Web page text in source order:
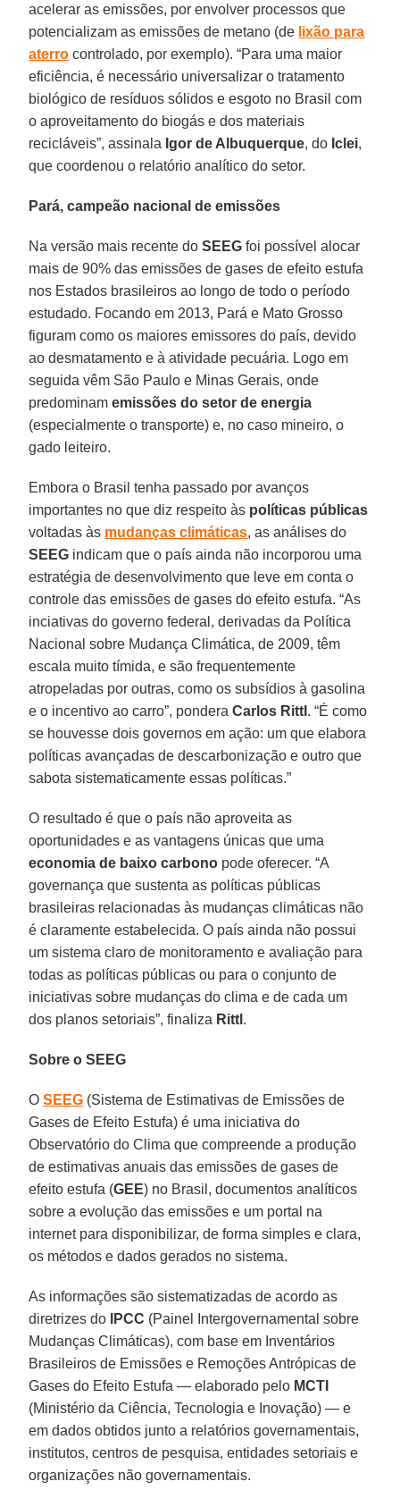
acelerar as emissões, por envolver processos que
potencializam as emissões de metano (de lixão para
aterro controlado, por exemplo). “Para uma maior
eficiência, é necessário universalizar o tratamento
biológico de resíduos sólidos e esgoto no Brasil com
o aproveitamento do biogás e dos materiais
recicláveis”, assinala Igor de Albuquerque, do Iclei,
que coordenou o relatório analítico do setor.
Pará, campeão nacional de emissões
Na versão mais recente doSEEG foi possível alocar
mais de 90% das emissões de gases de efeito estufa
nos Estados brasileiros ao longo de todo o período
estudado. Focando em 2013, Pará e Mato Grosso
figuram como os maiores emissores do país, devido
ao desmatamento e à atividade pecuária. Logo em
seguida vêm São Paulo e Minas Gerais, onde
predominamemissões do setor de energia
(especialmente o transporte) e, no caso mineiro, o
gado leiteiro.
Embora o Brasil tenha passado por avanços
importantes no que diz respeito às políticas públicas
voltadas às mudanças climáticas, as análises do
SEEG indicam que o país ainda não incorporou uma
estratégia de desenvolvimento que leve em conta o
controle das emissões de gases do efeito estufa. “As
inciativas do governo federal, derivadas da Política
Nacional sobre Mudança Climática, de 2009, têm
escala muito tímida, e são frequentemente
atropeladas por outras, como os subsídios à gasolina
e o incentivo ao carro”, ponderaCarlos Rittl . “É como
se houvesse dois governos em ação: um que elabora
políticas avançadas de descarbonização e outro que
sabota sistematicamente essas políticas.”
O resultado é que o país não aproveita as
oportunidades e as vantagens únicas que uma
economia de baixo carbono pode oferecer. “A
governança que sustenta as políticas públicas
brasileiras relacionadas às mudanças climáticas não
é claramente estabelecida. O país ainda não possui
um sistema claro de monitoramento e avaliação para
todas as políticas públicas ou para o conjunto de
iniciativas sobre mudanças do clima e de cada um
dos planos setoriais”, finaliza Rittl .
Sobre o SEEG
OSEEG (Sistema de Estimativas de Emissões de
Gases de Efeito Estufa) é uma iniciativa do
Observatório do Clima que compreende a produção
de estimativas anuais das emissões de gases de
efeito estufa (GEE) no Brasil, documentos analíticos
sobre a evolução das emissões e um portal na
internet para disponibilizar, de forma simples e clara,
os métodos e dados gerados no sistema.
As informações são sistematizadas de acordo as
diretrizes do
IPCC (Painel Intergovernamental sobre
Mudanças Climáticas), com base em Inventários
Brasileiros de Emissões e Remoções Antrópicas de
Gases do Efeito Estufa — elaborado pelo MCTI
(Ministério da Ciência, Tecnologia e Inovação) — e
em dados obtidos junto a relatórios governamentais,
institutos, centros de pesquisa, entidades setoriais e
organizações não governamentais.